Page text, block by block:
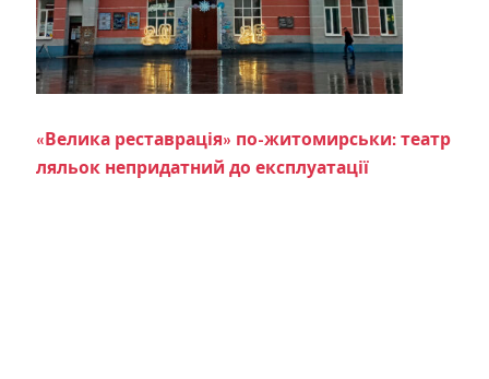
«Велика реставрація» по-житомирськи: театр
ляльок непридатний до експлуатації